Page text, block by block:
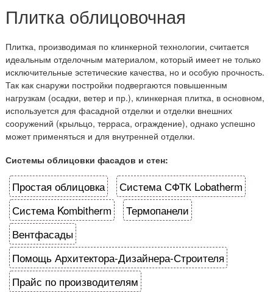
Плитка облицовочная
Плитка, производимая по клинкерной технологии, считается
идеальным отделочным материалом, который имеет не только
исключительные эстетические качества, но и особую прочность.
Так как снаружи постройки подвергаются повышенным
нагрузкам (осадки, ветер и пр.), клинкерная плитка, в основном,
используется для фасадной отделки и отделки внешних
сооружений (крыльцо, терраса, ограждение), однако успешно
может применяться и для внутренней отделки.
Системы облицовки фасадов и стен:
Простая облицовка
Система СФТК Lobatherm
Система Kombitherm
Термопанели
Вентфасады
Помощь Архитектора-Дизайнера-Строителя
Прайс по производителям